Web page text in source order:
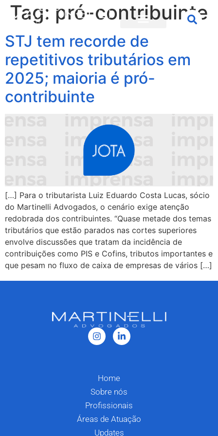
Tag: pró-contribuinte
STJ tem recorde de
repetitivos tributários em
2025; maioria é pró-
contribuinte
[…] Para o tributarista Luiz Eduardo Costa Lucas, sócio
do Martinelli Advogados, o cenário exige atenção
redobrada dos contribuintes. “Quase metade dos temas
tributários que estão parados nas cortes superiores
envolve discussões que tratam da incidência de
contribuições como PIS e Cofins, tributos importantes e
que pesam no fluxo de caixa de empresas de vários […]
Home
Sobre nós
Profissionais
Áreas de Atuação
Updates